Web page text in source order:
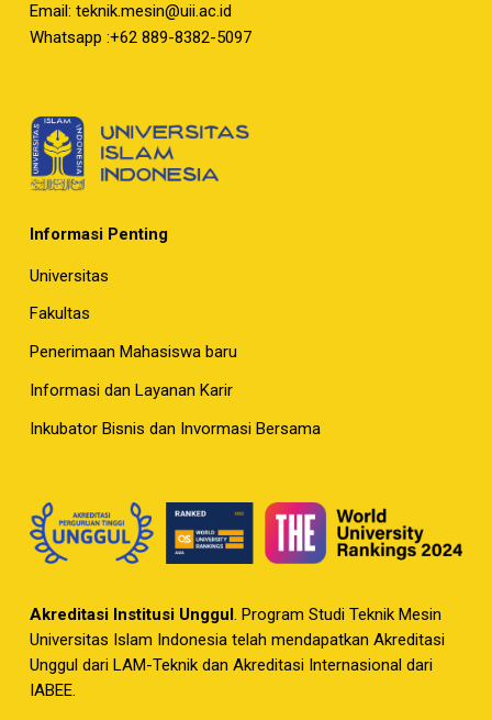
Email: teknik.mesin@uii.ac.id
Whatsapp :+62 889-8382-5097
Informasi Penting
Universitas
Fakultas
Penerimaan Mahasiswa baru
Informasi dan Layanan Karir
Inkubator Bisnis dan Invormasi Bersama
Akreditasi Institusi Unggul. Program Studi Teknik Mesin
Universitas Islam Indonesia telah mendapatkan Akreditasi
Unggul dari LAM-Teknik dan Akreditasi Internasional dari
IABEE.